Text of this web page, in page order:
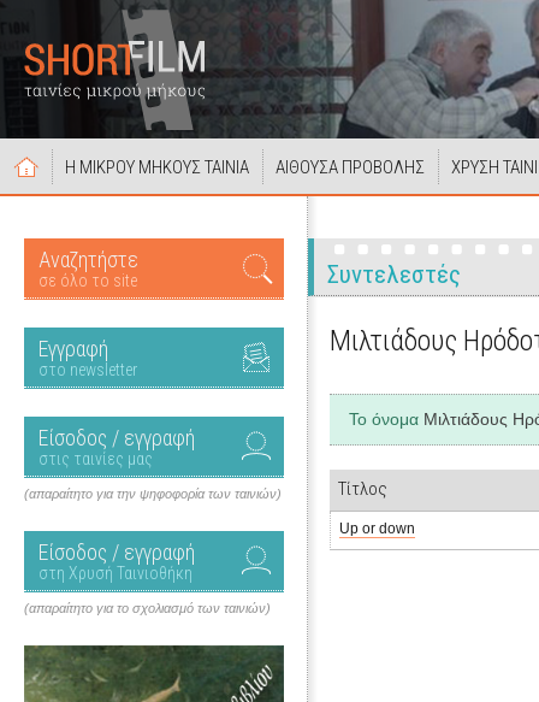
Η ΜΙΚΡΟΥ ΜΗΚΟΥΣ ΤΑΙΝΙΑ ΑΙΘΟΥΣΑ ΠΡΟΒΟΛΗΣ ΧΡΥΣΗ
Αναζητήστε
σε όλο το site
Εγγραφή
στο newsletter
Είσοδος / εγγραφή
στις ταινίες μας
(απαραίτητο για την ψηφοφορία των ταινιών)
Είσοδος / εγγραφή
στη Χρυσή Ταινιοθήκη
(απαραίτητο για το σχολιασμό των ταινιών)
Συντελεστές
Μιλτιάδους
Το όνομα Μιλτιάδους
Τίτλος
Up or down